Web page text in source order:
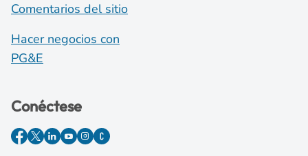
Comentarios del sitio
Hacer negocios con
PG&E
Conéctese